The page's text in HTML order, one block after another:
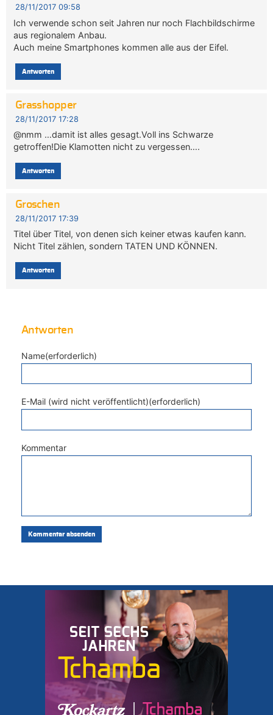
28/11/2017 09:58
Ich verwende schon seit Jahren nur noch Flachbildschirme
aus regionalem Anbau.
Auch meine Smartphones kommen alle aus der Eifel.
Antworten
Grasshopper
28/11/2017 17:28
@nmm …damit ist alles gesagt.Voll ins Schwarze
getroffen!Die Klamotten nicht zu vergessen….
Antworten
Groschen
28/11/2017 17:39
Titel über Titel, von denen sich keiner etwas kaufen kann.
Nicht Titel zählen, sondern TATEN UND KÖNNEN.
Antworten
Antworten
Name(erforderlich)
E-Mail (wird nicht veröffentlicht)(erforderlich)
Kommentar